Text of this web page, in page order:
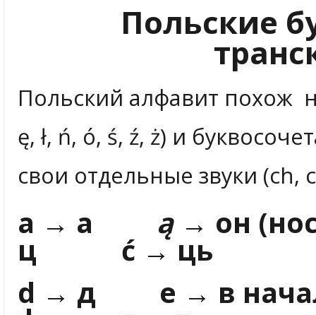
Польские
Польский алфавит похож
ę, ł, ń, ó, ś, ź, ż) и
свои отдельные звуки (ch,
a → а ą → он
ц ć → ць
d → д e → в